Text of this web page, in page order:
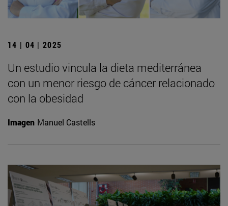
14 | 04 | 2025
Un estudio vincula la dieta mediterránea
con un menor riesgo de cáncer relacionado
con la obesidad
Imagen Manuel Castells